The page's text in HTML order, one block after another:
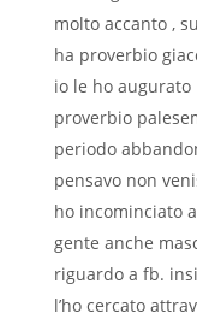
molto accanto ,
ha proverbio
io le ho augurato
proverbio
periodo
pensavo non
ho incominciato
gente anche
riguardo a fb.
l’ho cercato